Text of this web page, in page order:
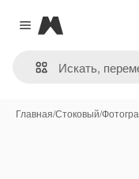
Close menu
Magnific
Главная/Стоковый/